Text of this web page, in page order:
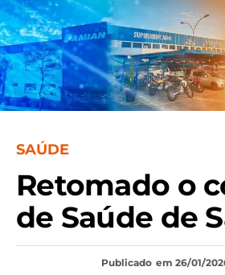
SAÚDE
Retomado o
de Saúde de
Publicado em 26/01/